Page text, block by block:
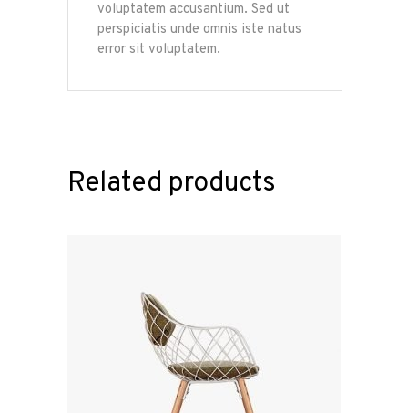
voluptatem accusantium. Sed ut
perspiciatis unde omnis iste natus
error sit voluptatem.
Related products